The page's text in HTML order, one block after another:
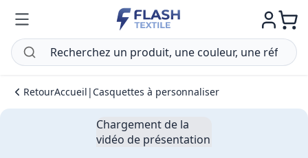
RetourAccueil | Casquettes à personnaliser
Chargement de la
vidéo de présentation